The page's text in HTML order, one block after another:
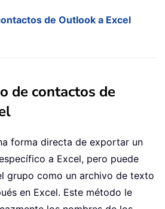
de Outlook a Excel
de contactos de
forma directa de exportar un
a Excel, pero puede
grupo como un archivo de texto
en Excel. Este método le